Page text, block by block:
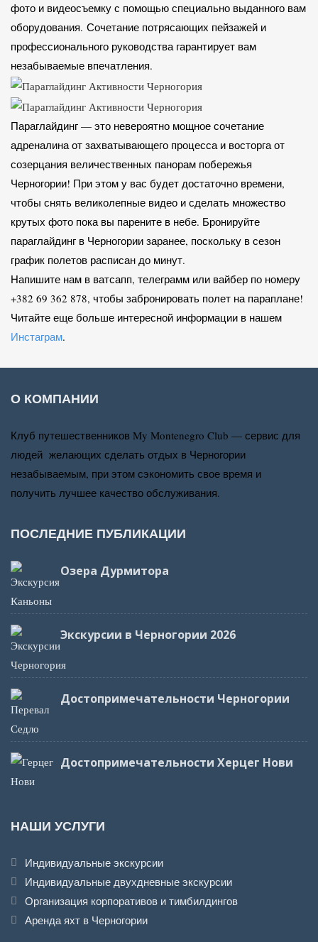
фото и видеосъемку с помощью специально выданного вам
оборудования. Сочетание потрясающих пейзажей и
профессионального руководства гарантирует вам
незабываемые впечатления.
Параглайдинг — это невероятно мощное сочетание
адреналина от захватывающего процесса и восторга от
созерцания величественных панорам побережья
Черногории! При этом у вас будет достаточно времени,
чтобы снять великолепные видео и сделать множество
крутых фото пока вы парените в небе. Бронируйте
параглайдинг в Черногории заранее, поскольку в сезон
график полетов расписан до минут.
Напишите нам в ватсапп, телеграмм или вайбер по номеру
+382 69 362 878, чтобы забронировать полет на параплане!
Читайте еще больше интересной информации в нашем
Инстаграм.
О КОМПАНИИ
Клуб путешественников My Montenegro Club — сервис для
людей желающих сделать отдых в Черногории
незабываемым, при этом сэкономить свое время и
получить лучшее качество обслуживания.
ПОСЛЕДНИЕ ПУБЛИКАЦИИ
Озера Дурмитора
Экскурсии в Черногории 2026
Достопримечательности Черногории
Достопримечательности Херцег Нови
НАШИ УСЛУГИ
Индивидуальные экскурсии
Индивидуальные двухдневные экскурсии
Организация корпоративов и тимбилдингов
Аренда яхт в Черногории